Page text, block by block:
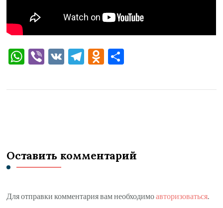
WhatsApp
Viber
VK Telegram
Odnoklassniki
Оставить комментарий
Для отправки комментария вам необходимоавторизоваться.